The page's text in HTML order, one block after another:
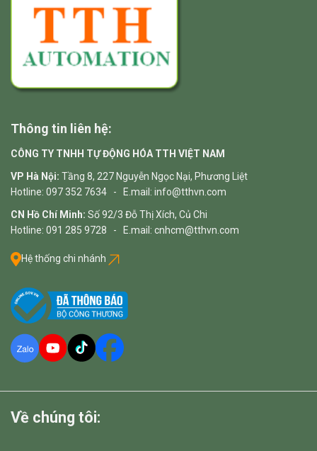
Thông tin liên hệ:
CÔNG TY TNHH TỰ ĐỘNG HÓA TTH VIỆT NAM
VP Hà Nội: Tầng 8, 227 Nguyễn Ngọc Nại, Phương Liệt
Hotline: 097 352 7634 - E.mail: info@tthvn.com
CN Hồ Chí Minh: Số 92/3 Đỗ Thị Xích, Củ Chi
Hotline: 091 285 9728 - E.mail: cnhcm@tthvn.com
Hệ thống chi nhánh
Về chúng tôi: